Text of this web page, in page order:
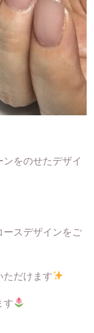
をのせたデザイ
ースデザインをご
ただけます
す